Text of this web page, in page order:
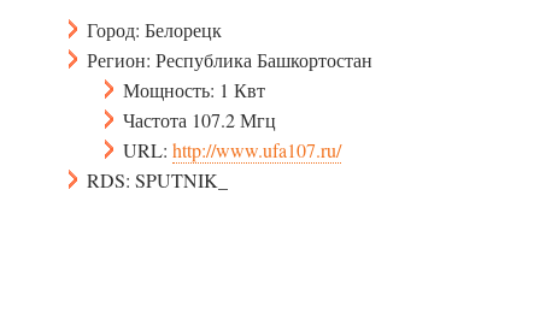
Город: Белорецк
Регион: Республика Башкортостан
Мощность: 1 Квт
Частота 107.2 Мгц
URL: http://www.ufa107.ru/
RDS: SPUTNIK_